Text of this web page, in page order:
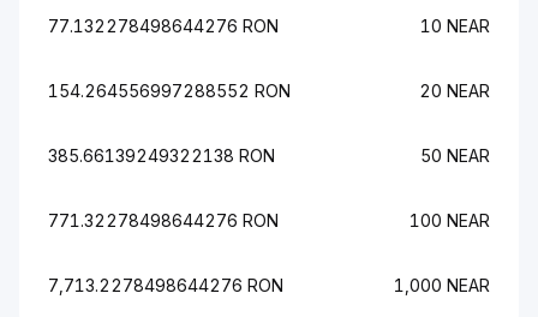
77.132278498644276 RON 10 NEAR
154.264556997288552 RON 20 NEAR
385.66139249322138 RON 50 NEAR
771.32278498644276 RON 100 NEAR
7,713.2278498644276 RON 1,000 NEAR